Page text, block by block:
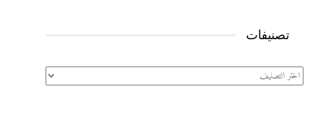
تصنيفات
تصنيفات